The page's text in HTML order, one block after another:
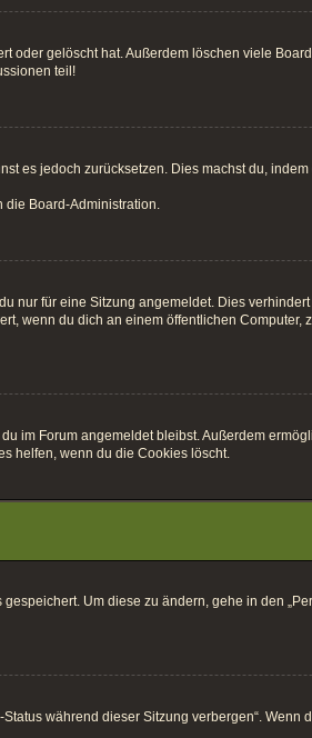
oder gelöscht hat. Außerdem löschen viele
teil!
es jedoch zurücksetzen. Dies machst du,
Board-Administration.
nur für eine Sitzung angemeldet. Dies
wenn du dich an einem öffentlichen
im Forum angemeldet bleibst. Außerdem
helfen, wenn du die Cookies löscht.
Um diese zu ändern, gehe in den
während dieser Sitzung verbergen“.